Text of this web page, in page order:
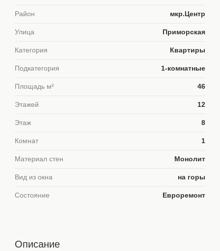
Район мкр.Центр
Улица Приморская
Категория Квартиры
Подкатегория 1-комнатные
Площадь м² 46
Этажей 12
Этаж 8
Комнат 1
Материал стен Монолит
Вид из окна на горы
Состояние Евроремонт
Описание